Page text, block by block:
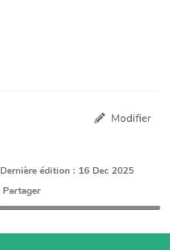
Modifier
Dernière édition : 16 Dec 2025
Partager